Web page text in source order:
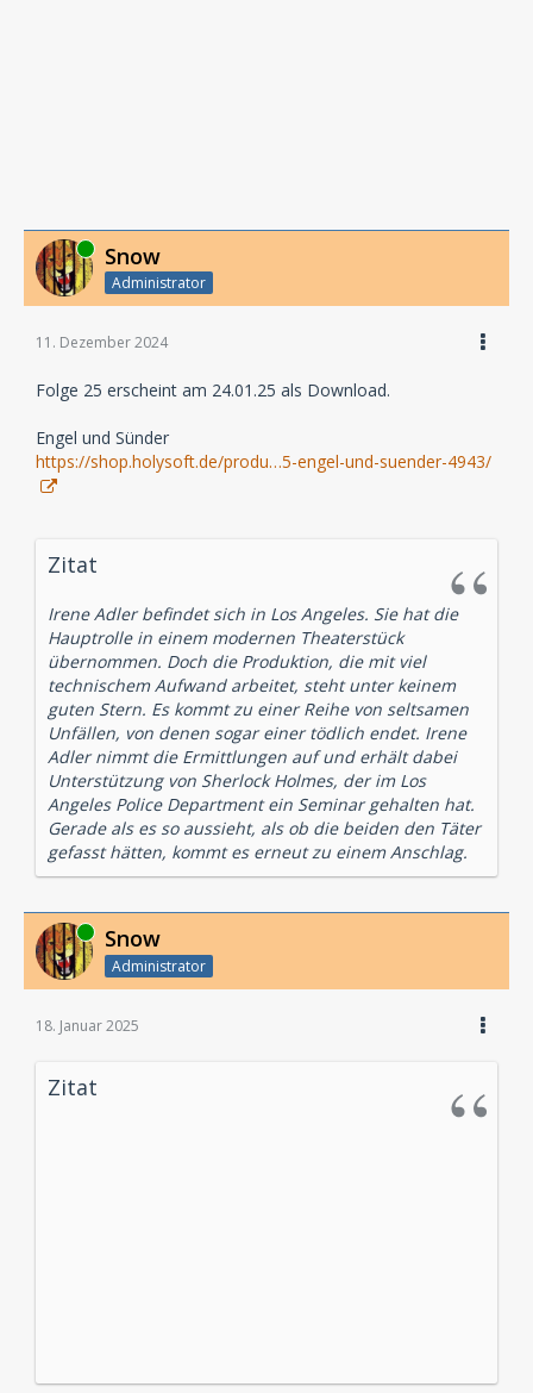
Online Snow
Administrator
11. Dezember 2024
Folge 25 erscheint am 24.01.25 als Download.
Engel und Sünder
https://shop.holysoft.de/produ…5-engel-und-suender-4943/
Zitat
Irene Adler befindet sich in Los Angeles. Sie hat die
Hauptrolle in einem modernen Theaterstück
übernommen. Doch die Produktion, die mit viel
technischem Aufwand arbeitet, steht unter keinem
guten Stern. Es kommt zu einer Reihe von seltsamen
Unfällen, von denen sogar einer tödlich endet. Irene
Adler nimmt die Ermittlungen auf und erhält dabei
Unterstützung von Sherlock Holmes, der im Los
Angeles Police Department ein Seminar gehalten hat.
Gerade als es so aussieht, als ob die beiden den Täter
gefasst hätten, kommt es erneut zu einem Anschlag.
Online Snow
Administrator
18. Januar 2025
Zitat